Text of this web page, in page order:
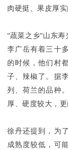
肉硬挺、果皮厚实
“蔬菜之乡”山东
李广岳有着三十
的时候，他们村
子、辣椒了。据
列、荷兰的品种
厚、硬度较大，更
徐丹还提到，为
成熟度较低，可